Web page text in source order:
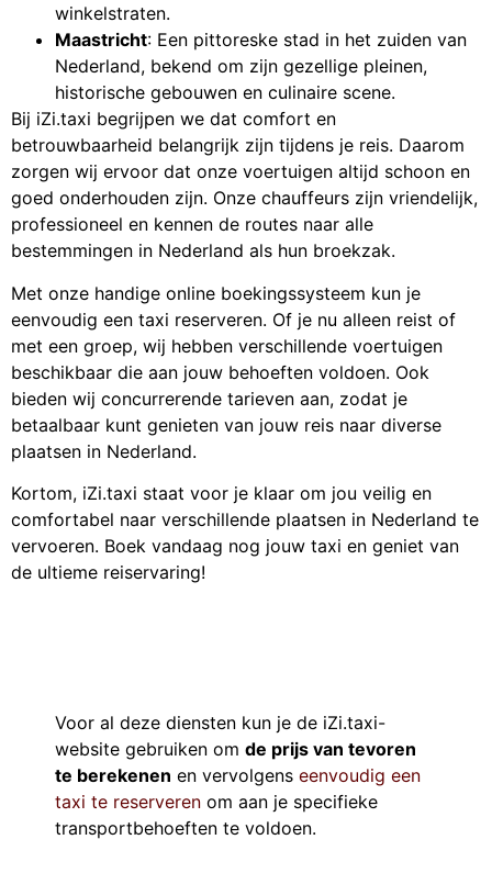
winkelstraten.
Maastricht: Een pittoreske stad in het zuiden van
Nederland, bekend om zijn gezellige pleinen,
historische gebouwen en culinaire scene.
Bij iZi.taxi begrijpen we dat comfort en
betrouwbaarheid belangrijk zijn tijdens je reis. Daarom
zorgen wij ervoor dat onze voertuigen altijd schoon en
goed onderhouden zijn. Onze chauffeurs zijn vriendelijk,
professioneel en kennen de routes naar alle
bestemmingen in Nederland als hun broekzak.
Met onze handige online boekingssysteem kun je
eenvoudig een taxi reserveren. Of je nu alleen reist of
met een groep, wij hebben verschillende voertuigen
beschikbaar die aan jouw behoeften voldoen. Ook
bieden wij concurrerende tarieven aan, zodat je
betaalbaar kunt genieten van jouw reis naar diverse
plaatsen in Nederland.
Kortom, iZi.taxi staat voor je klaar om jou veilig en
comfortabel naar verschillende plaatsen in Nederland te
vervoeren. Boek vandaag nog jouw taxi en geniet van
de ultieme reiservaring!
Voor al deze diensten kun je de iZi.taxi-
website gebruiken om de prijs van tevoren
te berekenen en vervolgens eenvoudig een
taxi te reserveren om aan je specifieke
transportbehoeften te voldoen.